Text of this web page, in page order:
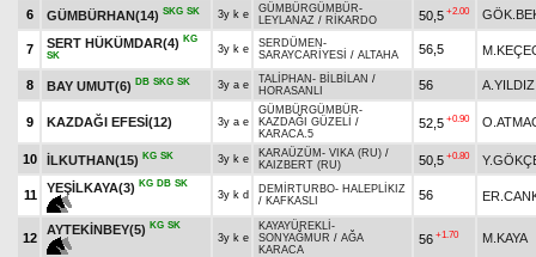
6 GÜMBÜRHAN(14) SKG SK 3y k e GÜMBÜRGÜMBÜR-
LEYLANAZ / RİKARDO 50,5 +2.00
7 SERT HÜKÜMDAR(4) KG
SK
3y k e SERDÜMEN -
SARAYCARİYESİ / ALTAHA 56,5
8 BAY UMUT(6) DB SKG SK 3y a e TALİPHAN - BİLBİLAN /
HORASANLI
56 A.YILDIZ
9 KAZDAĞI EFESİ(12) 3y a e
GÜMBÜRGÜMBÜR-
KAZDAĞI GÜZELİ /
KARACA.5
52,5 +0.90
10 İLKUTHAN(15) KG SK 3y k e KARAÜZÜM - VIKA (RU) /
KAIZBERT (RU)
50,5 +0.80
11
YEŞİLKAYA(3) KG DB SK
3y k d DEMİRTURBO- HALEPLİKIZ
/ KAFKASLI 56
12
AYTEKİNBEY(5) KG SK
3y k e
KAYAYÜREKLİ -
SONYAĞMUR / AĞA
KARACA
56 +1.70 M.KAYA